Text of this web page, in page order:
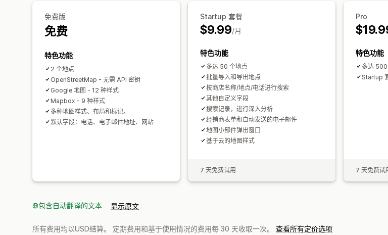
免费版
免费
特色功能
2 个地点
OpenStreetMap - 无需 API 密钥
Google 地图 - 12 种样式
Mapbox - 9 种样式
多种地图样式、布局和标记。
默认字段：电话、电子邮件地址、网站
Startup 套餐
$9.99/月
特色功能
多达 50 个地点
批量导入和导出地点
按商店名称/地点/电话进行搜索
其他自定义字段
搜索记录，进行深入分析
经销商表单和自动发送的电子邮件
地图小部件弹出窗口
基于云的地图样式
7 天免费试用
Pro
特色功能
多达
Startup
7 天免费试
包含自动翻译的文本 显示原文
所有费用均以USD结算。 定期费用和基于使用情况的费用每 30 天收取一次。 查看所有定价选项